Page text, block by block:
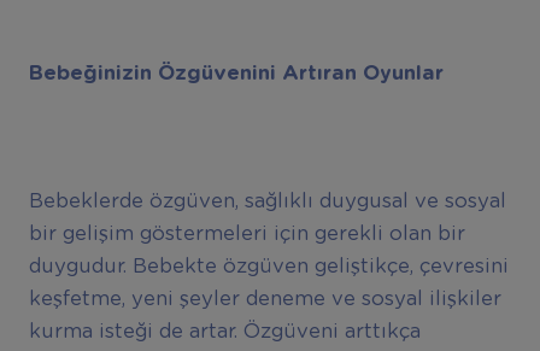
Bebeğinizin Özgüvenini Artıran Oyunlar
Bebeklerde özgüven, sağlıklı duygusal ve sosyal
bir gelişim göstermeleri için gerekli olan bir
duygudur. Bebekte özgüven geliştikçe, çevresini
keşfetme, yeni şeyler deneme ve sosyal ilişkiler
kurma isteği de artar. Özgüveni arttıkça